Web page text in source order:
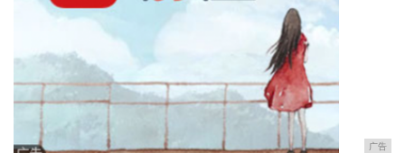
广告